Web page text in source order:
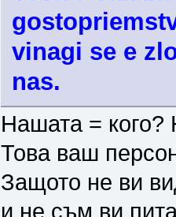
vinagi se e
nas.
Нашата =
Това ваш
Защото не ви
и не съм ви